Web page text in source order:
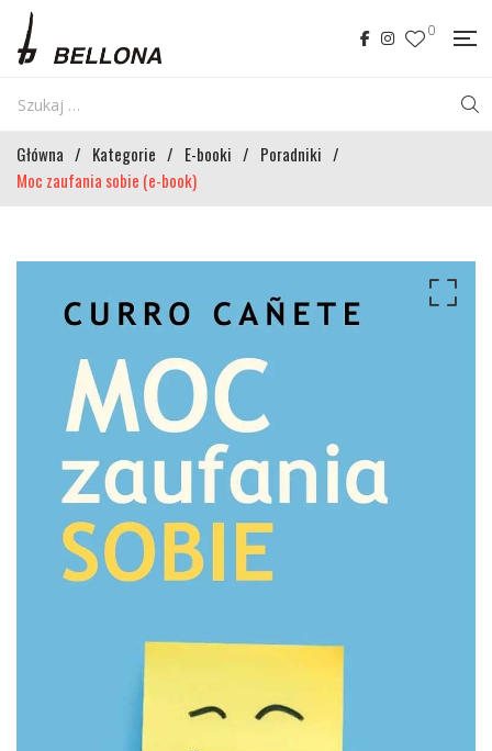
0
Główna / Kategorie / E-booki / Poradniki /
Moc zaufania sobie (e-book)